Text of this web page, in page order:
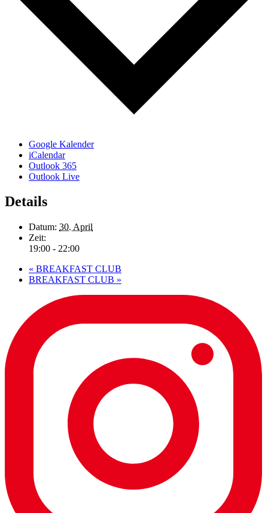
Google Kalender
iCalendar
Outlook 365
Outlook Live
Details
Datum: 30. April
Zeit:
19:00 - 22:00
« BREAKFAST CLUB
BREAKFAST CLUB »